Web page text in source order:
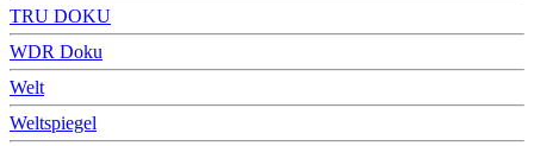
TRU DOKU
WDR Doku
Welt
Weltspiegel